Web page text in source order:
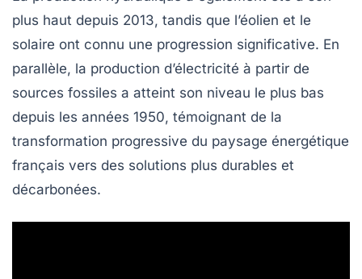
plus haut depuis 2013, tandis que l’éolien et le
solaire ont connu une progression significative. En
parallèle, la production d’électricité à partir de
sources fossiles a atteint son niveau le plus bas
depuis les années 1950, témoignant de la
transformation progressive du paysage énergétique
français vers des solutions plus durables et
décarbonées.